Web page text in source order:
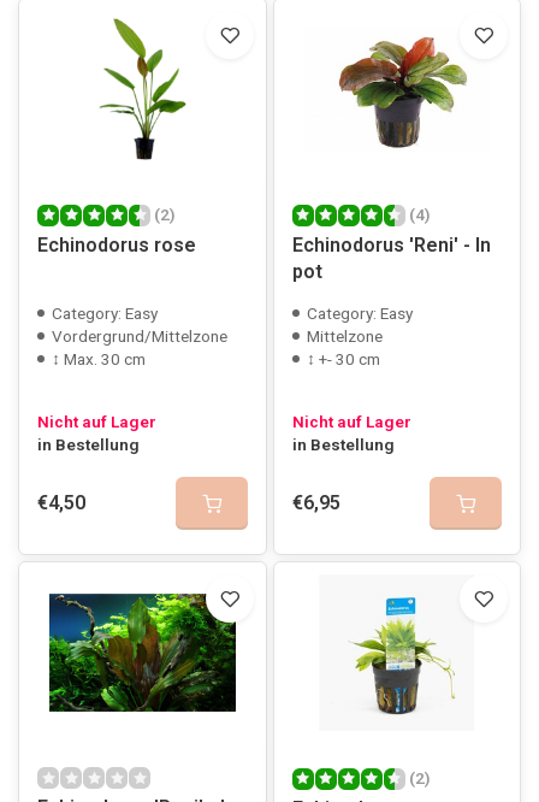
(2)
Echinodorus rose
Category: Easy
Vordergrund/Mittelzone
↕ Max. 30 cm
Nicht auf Lager
in Bestellung
€4,50
(4)
Echinodorus 'Reni' - In
pot
Category: Easy
Mittelzone
↕ +- 30 cm
Nicht auf Lager
in Bestellung
€6,95
(2)